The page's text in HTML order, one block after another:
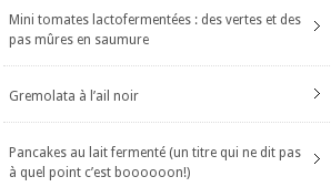
Mini tomates lactofermentées : des vertes et des
pas mûres en saumure
Gremolata à l’ail noir
Pancakes au lait fermenté (un titre qui ne dit pas
à quel point c’est boooooon!)